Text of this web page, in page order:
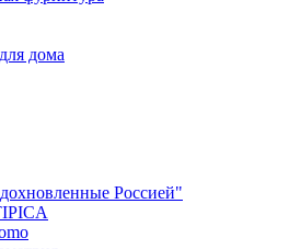
дома
Россией"